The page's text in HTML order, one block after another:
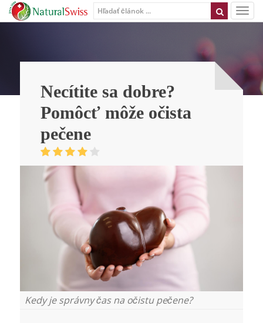
Necítite sa dobre?
Pomôcť môže očista
pečene
Kedy je správny čas na očistu pečene?